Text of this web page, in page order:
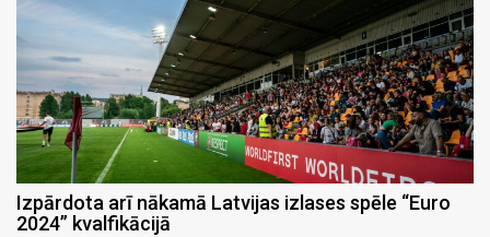
Izpārdota arī nākamā Latvijas izlases spēle “Euro
2024” kvalfikācijā